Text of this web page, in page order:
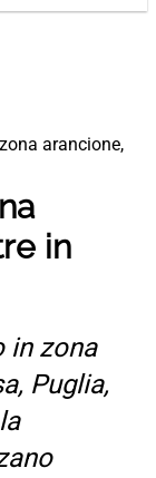
arancione,
in
in zona
Puglia,